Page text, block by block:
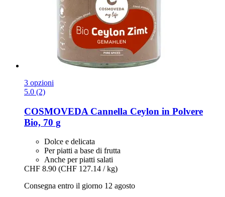
3 opzioni
5.0 (2)
COSMOVEDA Cannella Ceylon in Polvere
Bio, 70 g
Dolce e delicata
Per piatti a base di frutta
Anche per piatti salati
CHF 8.90 (CHF 127.14 / kg)
Consegna entro il giorno 12 agosto